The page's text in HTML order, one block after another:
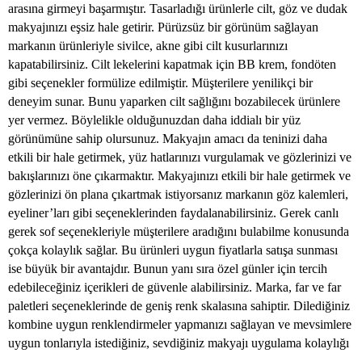
arasına girmeyi başarmıştır. Tasarladığı ürünlerle cilt, göz ve dudak
makyajınızı eşsiz hale getirir. Pürüzsüz bir görünüm sağlayan
markanın ürünleriyle sivilce, akne gibi cilt kusurlarınızı
kapatabilirsiniz. Cilt lekelerini kapatmak için BB krem, fondöten
gibi seçenekler formülize edilmiştir. Müşterilere yenilikçi bir
deneyim sunar. Bunu yaparken cilt sağlığını bozabilecek ürünlere
yer vermez. Böylelikle olduğunuzdan daha iddialı bir yüz
görünümüne sahip olursunuz. Makyajın amacı da teninizi daha
etkili bir hale getirmek, yüz hatlarınızı vurgulamak ve gözlerinizi ve
bakışlarınızı öne çıkarmaktır. Makyajınızı etkili bir hale getirmek ve
gözlerinizi ön plana çıkartmak istiyorsanız markanın göz kalemleri,
eyeliner’ları gibi seçeneklerinden faydalanabilirsiniz. Gerek canlı
gerek sof seçenekleriyle müşterilere aradığını bulabilme konusunda
çokça kolaylık sağlar. Bu ürünleri uygun fiyatlarla satışa sunması
ise büyük bir avantajdır. Bunun yanı sıra özel günler için tercih
edebileceğiniz içerikleri de güvenle alabilirsiniz. Marka, far ve far
paletleri seçeneklerinde de geniş renk skalasına sahiptir. Dilediğiniz
kombine uygun renklendirmeler yapmanızı sağlayan ve mevsimlere
uygun tonlarıyla istediğiniz, sevdiğiniz makyajı uygulama kolaylığı